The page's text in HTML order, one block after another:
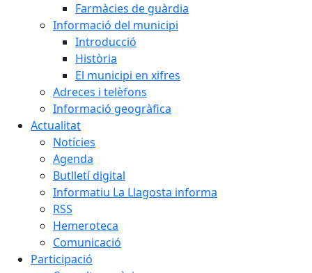
Farmàcies de guàrdia
Informació del municipi
Introducció
Història
El municipi en xifres
Adreces i telèfons
Informació geogràfica
Actualitat
Notícies
Agenda
Butlletí digital
Informatiu La Llagosta informa
RSS
Hemeroteca
Comunicació
Participació